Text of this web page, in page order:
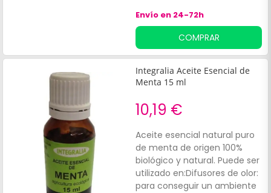
Envío en 24-72h
COMPRAR
Integralia Aceite Esencial de
Menta 15 ml
10,19 €
Aceite esencial natural puro
de menta de origen 100%
biológico y natural. Puede ser
utilizado en:Difusores de olor:
para conseguir un ambiente